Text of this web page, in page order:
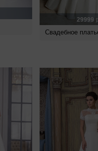
29999
Свадебное